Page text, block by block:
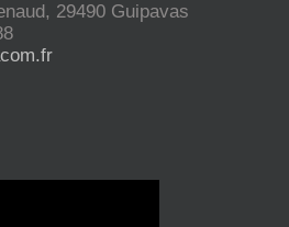
29490 Guipavas